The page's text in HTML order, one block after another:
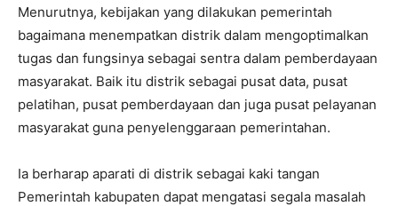
Menurutnya, kebijakan yang dilakukan pemerintah
bagaimana menempatkan distrik dalam mengoptimalkan
tugas dan fungsinya sebagai sentra dalam pemberdayaan
masyarakat. Baik itu distrik sebagai pusat data, pusat
pelatihan, pusat pemberdayaan dan juga pusat pelayanan
masyarakat guna penyelenggaraan pemerintahan.
Ia berharap aparati di distrik sebagai kaki tangan
Pemerintah kabupaten dapat mengatasi segala masalah